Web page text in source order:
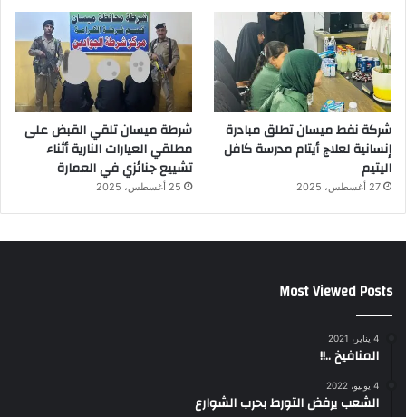
شركة نفط ميسان تطلق مبادرة
إنسانية لعلاج أيتام مدرسة كافل
اليتيم
27 أغسطس، 2025
شرطة ميسان تلقي القبض على
مطلقي العيارات النارية أثناء
تشييع جنائزي في العمارة
25 أغسطس، 2025
Most Viewed Posts
4 يناير، 2021
المنافيخ ..!!
4 يونيو، 2022
الشعب يرفض التورط بحرب الشوارع